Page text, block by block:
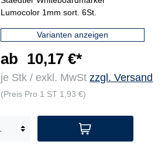
Lumocolor 1mm sort. 6St.
Varianten anzeigen
ab 10,17 €*
je Stk / exkl. MwStzzgl. Versand
(Preis Pro 1 ST 1,93 €)